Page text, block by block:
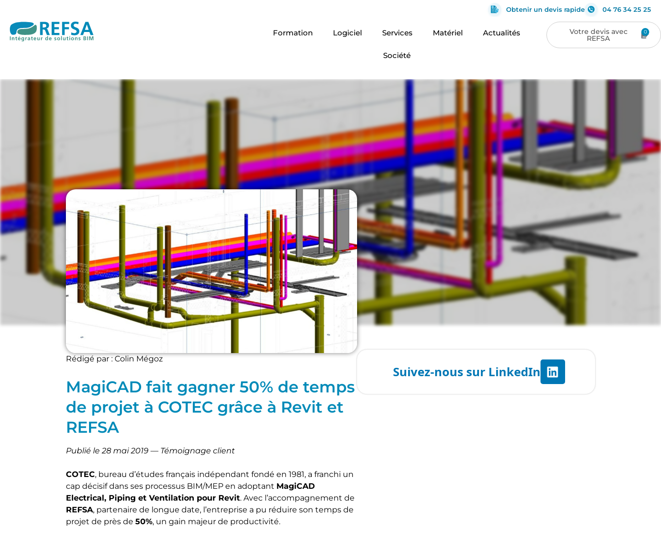
Obtenir un devis rapide 04 76 34 25 25
Formation Logiciel Services Matériel Actualités
Société
0
Rédigé par : Colin Mégoz
MagiCAD fait gagner 50% de temps
de projet à COTEC grâce à Revit et
REFSA
Publié le 28 mai 2019 — Témoignage client
COTEC, bureau d’études français indépendant fondé en 1981, a franchi un
cap décisif dans ses processus BIM/MEP en adoptant MagiCAD
Electrical, Piping et Ventilation pour Revit. Avec l’accompagnement de
REFSA, partenaire de longue date, l’entreprise a pu réduire son temps de
projet de près de50%, un gain majeur de productivité.